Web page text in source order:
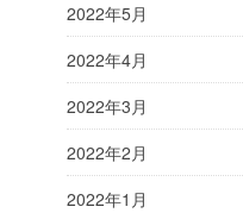
2022年5月
2022年4月
2022年3月
2022年2月
2022年1月